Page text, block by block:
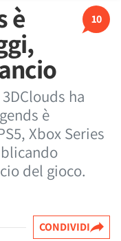
10
è
ha
è
Xbox Series
del gioco.
CONDIVIDI